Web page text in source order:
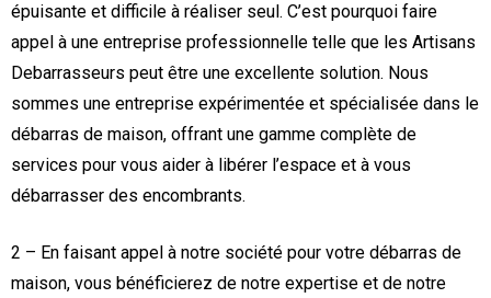
épuisante et difficile à réaliser seul. C’est pourquoi faire
appel à une entreprise professionnelle telle que les Artisans
Debarrasseurs peut être une excellente solution. Nous
sommes une entreprise expérimentée et spécialisée dans le
débarras de maison, offrant une gamme complète de
services pour vous aider à libérer l’espace et à vous
débarrasser des encombrants.
2 – En faisant appel à notre société pour votre débarras de
maison, vous bénéficierez de notre expertise et de notre